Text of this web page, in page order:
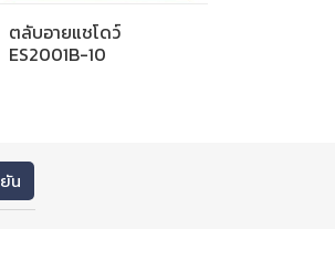
ตลับอายแชโดว์
ES2001B-10